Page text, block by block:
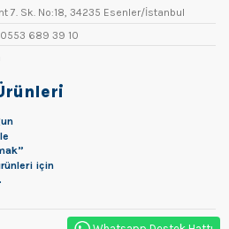
7. Sk. No:18, 34235 Esenler/İstanbul
689 39 10
için